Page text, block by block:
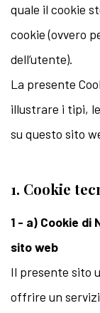
quale il cookie
cookie (ovvero
dell’utente).
La presente
illustrare i tipi,
su questo sito
1. Cookie
1 - a) Cookie
sito web
Il presente sito
offrire un